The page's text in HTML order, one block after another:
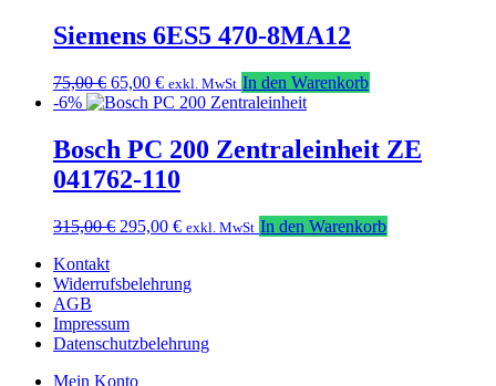
201,00 €181,00 €.
Siemens 6ES5 470-8MA12
75,00€ Ursprünglicher
Preis
75,00 €
65,00 €Aktueller
Preis
65,00 €.
exkl. MwSt In den Warenkorb
-6%
Bosch PC 200 Zentraleinheit ZE
041762-110
315,00€ Ursprünglicher
315,00 €
295,00 €Aktueller
295,00 €.
exkl. MwSt In den Warenkorb
Kontakt
Widerrufsbelehrung
AGB
Impressum
Datenschutzbelehrung
Mein Konto